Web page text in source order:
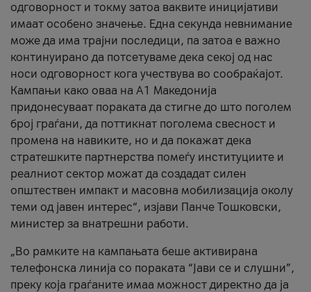
одговорност и токму затоа ваквите иницијативи
имаат особено значење. Една секунда невнимание
може да има трајни последици, па затоа е важно
континуирано да потсетуваме дека секој од нас
носи одговорност кога учествува во сообраќајот.
Кампањи како оваа на A1 Македонија
придонесуваат пораката да стигне до што поголем
број граѓани, да поттикнат поголема свесност и
промена на навиките, но и да покажат дека
стратешките партнерства помеѓу институциите и
реалниот сектор можат да создадат силен
општествен импакт и масовна мобилизација околу
теми од јавен интерес“, изјави Панче Тошковски,
министер за внатрешни работи.
„Во рамките на кампањата беше активирана
телефонска линија со пораката “Јави се и слушни”,
преку која граѓаните имаа можност директно да ја